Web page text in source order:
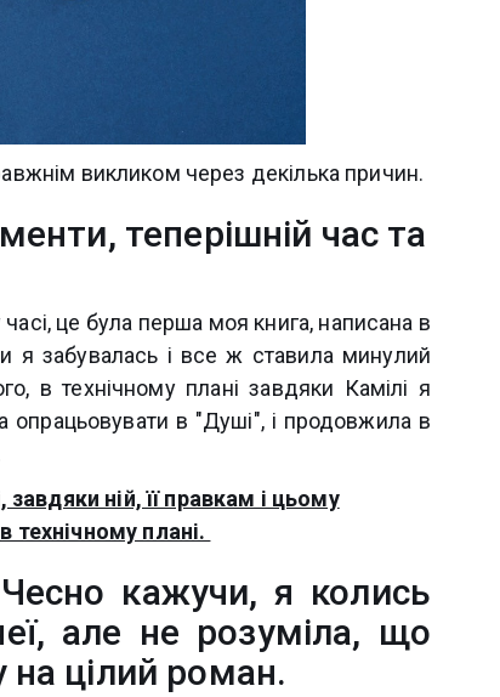
викликом через декілька причин.
теперішній час та
це була перша моя книга, написана в
я забувалась і все ж ставила минулий
в технічному плані завдяки Камілі я
в "Душі", і продовжила в
ній, її правкам і цьому
плані.
кажучи, я колись
але не розуміла, що
цілий роман.